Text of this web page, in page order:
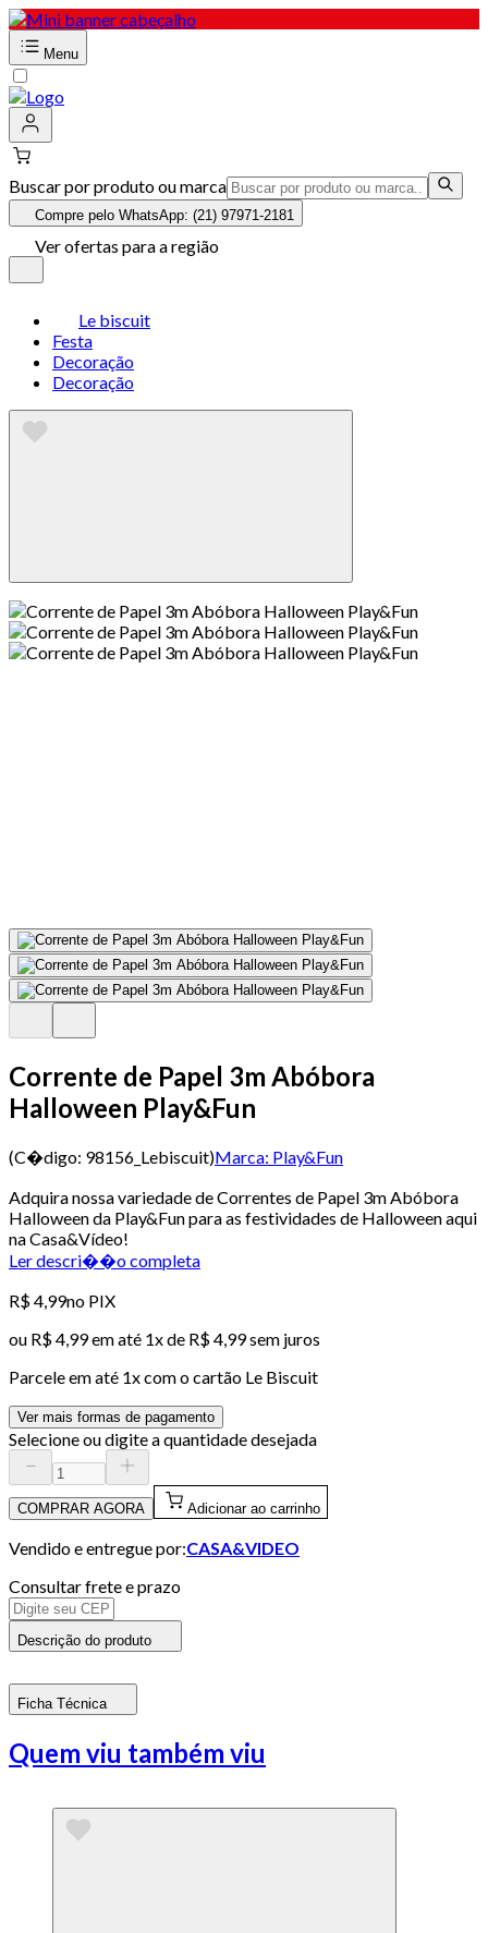
Menu
Buscar por produto ou marca
Compre pelo WhatsApp: (21) 97971-2181
Ver ofertas para a região
Le biscuit
Festa
Decoração
Decoração
Corrente de Papel 3m Abóbora
Halloween Play&Fun
(C�digo: 98156_Lebiscuit)Marca: Play&Fun
Adquira nossa variedade de Correntes de Papel 3m Abóbora
Halloween da Play&Fun para as festividades de Halloween aqui
na Casa&Vídeo!
Ler descri��o completa
R$ 4,99no PIX
ou R$ 4,99em até 1x de R$ 4,99sem juros
Parcele em até 1x com o cartão Le Biscuit
Ver mais formas de pagamento
Selecione ou digite a quantidade desejada
COMPRAR AGORA Adicionar ao carrinho
Vendido e entregue por:CASA&VIDEO
Consultar frete e prazo
Descrição do produto
Ficha Técnica
Quem viu também viu